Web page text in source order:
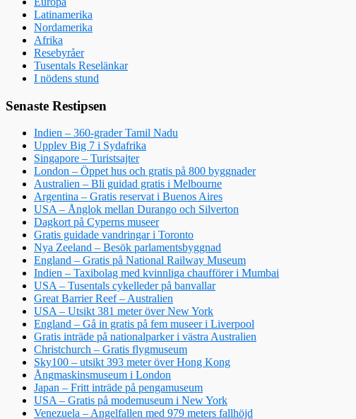
Latinamerika
Nordamerika
Afrika
Resebyråer
Tusentals Reselänkar
I nödens stund
Senaste Restipsen
Indien – 360-grader Tamil Nadu
Upplev Big 7 i Sydafrika
Singapore – Turistsajter
London – Öppet hus och gratis på 800 byggnader
Australien – Bli guidad gratis i Melbourne
Argentina – Gratis reservat i Buenos Aires
USA – Ånglok mellan Durango och Silverton
Dagkort på Cyperns museer
Gratis guidade vandringar i Toronto
Nya Zeeland – Besök parlamentsbyggnad
England – Gratis på National Railway Museum
Indien – Taxibolag med kvinnliga chaufförer i Mumbai
USA – Tusentals cykelleder på banvallar
Great Barrier Reef – Australien
USA – Utsikt 381 meter över New York
England – Gå in gratis på fem museer i Liverpool
Gratis inträde på nationalparker i västra Australien
Christchurch – Gratis flygmuseum
Sky100 – utsikt 393 meter över Hong Kong
Ångmaskinsmuseum i London
Japan – Fritt inträde på pengamuseum
USA – Gratis på modemuseum i New York
Venezuela – Angelfallen med 979 meters fallhöjd